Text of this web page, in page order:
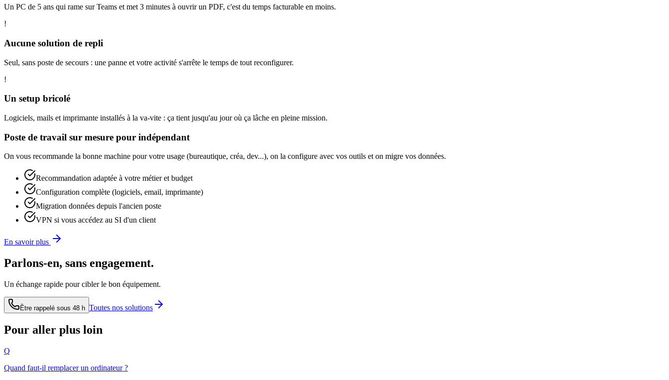
Un PC de 5 ans qui rame sur Teams et met 3 minutes à ouvrir un PDF, c'est du temps facturable en moins.
!
Aucune solution de repli
Seul, sans poste de secours : une panne et votre activité s'arrête le temps de tout reconfigurer.
!
Un setup bricolé
Logiciels, mails et imprimante installés à la va-vite : ça tient jusqu'au jour où ça lâche en pleine mission.
Poste de travail sur mesure pour indépendant
On vous recommande la bonne machine pour votre usage (bureautique, créa, dev...), on la configure avec vos outils et on migre vos données.
Recommandation adaptée à votre métier et budget
Configuration complète (logiciels, email, imprimante)
Migration données depuis l'ancien poste
VPN si vous accédez au SI d'un client
En savoir plus
Parlons-en, sans engagement.
Un échange rapide pour cibler le bon équipement.
Être rappelé sous 48 h Toutes nos solutions
Pour aller plus loin
Q
Quand faut-il remplacer un ordinateur ?